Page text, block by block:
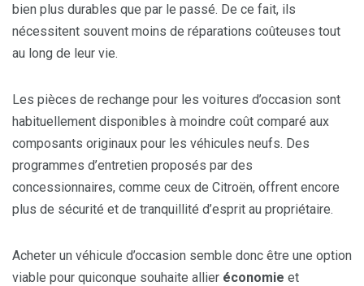
bien plus durables que par le passé. De ce fait, ils
nécessitent souvent moins de réparations coûteuses tout
au long de leur vie.
Les pièces de rechange pour les voitures d’occasion sont
habituellement disponibles à moindre coût comparé aux
composants originaux pour les véhicules neufs. Des
programmes d’entretien proposés par des
concessionnaires, comme ceux de Citroën, offrent encore
plus de sécurité et de tranquillité d’esprit au propriétaire.
Acheter un véhicule d’occasion semble donc être une option
viable pour quiconque souhaite allier économie et